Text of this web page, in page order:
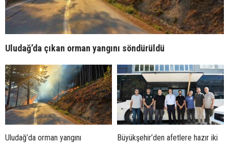
Uludağ’da çıkan orman yangını söndürüldü
Uludağ’da orman yangını
Büyükşehir’den afetlere hazır iki